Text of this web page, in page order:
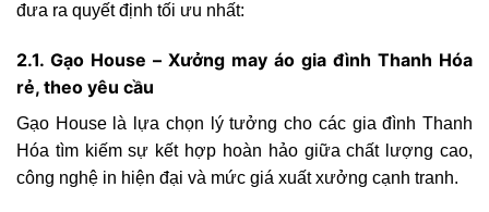
đưa ra quyết định tối ưu nhất:
2.1. Gạo House – Xưởng may áo gia đình Thanh Hóa
rẻ, theo yêu cầu
Gạo House là lựa chọn lý tưởng cho các gia đình Thanh
Hóa tìm kiếm sự kết hợp hoàn hảo giữa chất lượng cao,
công nghệ in hiện đại và mức giá xuất xưởng cạnh tranh.